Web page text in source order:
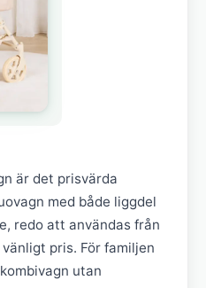
är det prisvärda
med både liggdel
redo att användas från
pris. För familjen
utan